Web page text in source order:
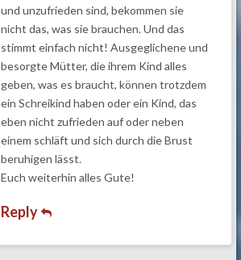
und unzufrieden sind, bekommen sie
nicht das, was sie brauchen. Und das
stimmt einfach nicht! Ausgeglichene und
besorgte Mütter, die ihrem Kind alles
geben, was es braucht, können trotzdem
ein Schreikind haben oder ein Kind, das
eben nicht zufrieden auf oder neben
einem schläft und sich durch die Brust
beruhigen lässt.
Euch weiterhin alles Gute!
Reply